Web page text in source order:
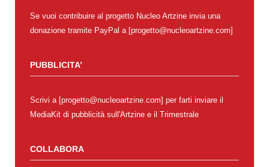
Se vuoi contribuire al progetto Nucleo Artzine invia una
donazione tramite PayPal a [progetto@nucleoartzine.com]
PUBBLICITA’
Scrivi a [progetto@nucleoartzine.com] per farti inviare il
MediaKit di pubblicità sull'Artzine e il Trimestrale
COLLABORA